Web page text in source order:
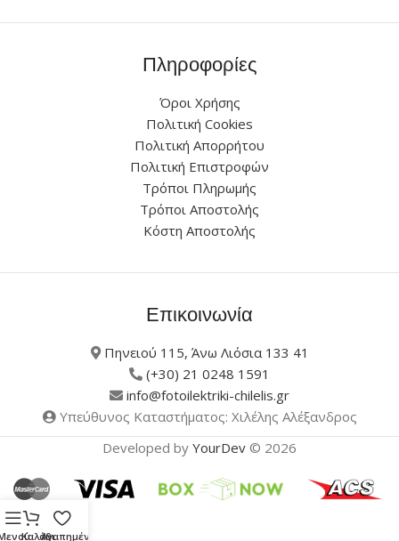
Πληροφορίες
Όροι Χρήσης
Πολιτική Cookies
Πολιτική Απορρήτου
Πολιτική Επιστροφών
Τρόποι Πληρωμής
Τρόποι Αποστολής
Κόστη Αποστολής
Επικοινωνία
Πηνειού 115, Άνω Λιόσια 133 41
(+30) 21 0248 1591
info@fotoilektriki-chilelis.gr
Υπεύθυνος Καταστήματος: Χιλέλης Αλέξανδρος
Developed by YourDev © 2026
ΚαλάθιΑγαπημένα